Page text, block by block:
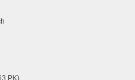
PK)